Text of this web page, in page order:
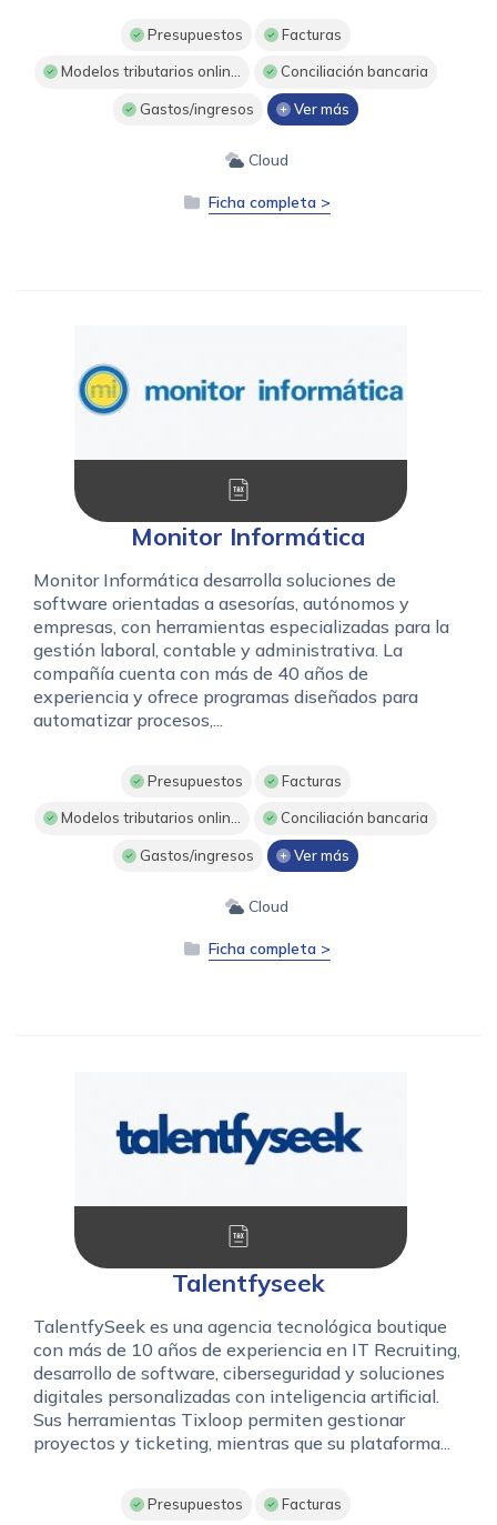
Presupuestos Facturas
Modelos tributarios onlin... Conciliación bancaria
Gastos/ingresos Ver más
Cloud
Ficha completa >
Monitor Informática
Monitor Informática desarrolla soluciones de
software orientadas a asesorías, autónomos y
empresas, con herramientas especializadas para la
gestión laboral, contable y administrativa. La
compañía cuenta con más de 40 años de
experiencia y ofrece programas diseñados para
automatizar procesos,...
Presupuestos Facturas
Modelos tributarios onlin... Conciliación bancaria
Gastos/ingresos Ver más
Cloud
Ficha completa >
Talentfyseek
TalentfySeek es una agencia tecnológica boutique
con más de 10 años de experiencia en IT Recruiting,
desarrollo de software, ciberseguridad y soluciones
digitales personalizadas con inteligencia artificial.
Sus herramientas Tixloop permiten gestionar
proyectos y ticketing, mientras que su plataforma...
Presupuestos Facturas